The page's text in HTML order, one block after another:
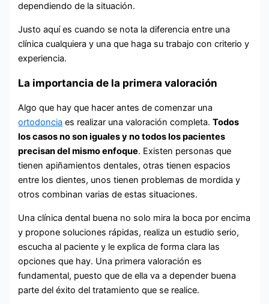
dependiendo de la situación.
Justo aquí es cuando se nota la diferencia entre una
clínica cualquiera y una que haga su trabajo con criterio y
experiencia.
La importancia de la primera valoración
Algo que hay que hacer antes de comenzar una
ortodoncia es realizar una valoración completa.Todos
los casos no son iguales y no todos los pacientes
precisan del mismo enfoque. Existen personas que
tienen apiñamientos dentales, otras tienen espacios
entre los dientes, unos tienen problemas de mordida y
otros combinan varias de estas situaciones.
Una clínica dental buena no solo mira la boca por encima
y propone soluciones rápidas, realiza un estudio serio,
escucha al paciente y le explica de forma clara las
opciones que hay. Una primera valoración es
fundamental, puesto que de ella va a depender buena
parte del éxito del tratamiento que se realice.